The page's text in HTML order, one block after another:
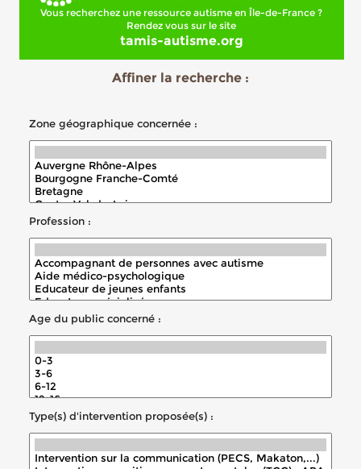
Vous recherchez une ressource autisme en Île-de-France ?
Rendez vous sur le site
tamis-autisme.org
Affiner la recherche :
Zone géographique concernée :
Profession :
Age du public concerné :
Type(s) d'intervention proposée(s) :